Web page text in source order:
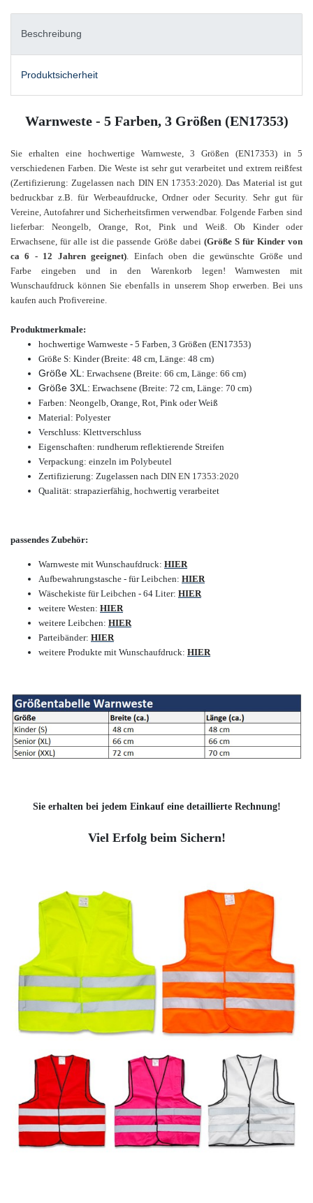
Beschreibung
Produktsicherheit
Warnweste - 5 Farben, 3 Größen (EN17353)
Sie erhalten eine hochwertige Warnweste, 3 Größen (EN17353) in 5
verschiedenen Farben. Die Weste ist sehr gut verarbeitet und extrem reißfest
(Zertifizierung: Zugelassen nach DIN EN 17353:2020). Das Material ist gut
bedruckbar z.B. für Werbeaufdrucke, Ordner oder Security. Sehr gut für
Vereine, Autofahrer und Sicherheitsfirmen verwendbar. Folgende Farben sind
lieferbar: Neongelb, Orange, Rot, Pink und Weiß.Ob Kinder oder
Erwachsene, für alle ist die passende Größe dabei (Größe S für Kinder von
ca 6 - 12 Jahren geeignet) . Einfach oben die gewünschte Größe und
Farbe eingeben und in den Warenkorb legen! Warnwesten mit
Wunschaufdruck können Sie ebenfalls in unserem Shop erwerben. Bei uns
kaufen auch Profivereine.
Produktmerkmale:
hochwertige Warnweste - 5 Farben, 3 Größen (EN17353)
Größe S: Kinder (Breite: 48 cm, Länge: 48 cm)
Größe XL: Erwachsene (Breite: 66 cm, Länge: 66 cm)
Größe 3XL: Erwachsene (Breite: 72 cm, Länge: 70 cm)
Farben: Neongelb, Orange, Rot, Pink oder Weiß
Material: Polyester
Verschluss: Klettverschluss
Eigenschaften: rundherum reflektierende Streifen
Verpackung: einzeln im Polybeutel
Zertifizierung: Zugelassen nach DIN EN 17353:2020
Qualität: strapazierfähig, hochwertig verarbeitet
passendes Zubehör:
Warnweste mit Wunschaufdruck: HIER
Aufbewahrungstasche - für Leibchen: HIER
Wäschekiste für Leibchen - 64 Liter: HIER
weitere Westen: HIER
weitere Leibchen: HIER
Parteibänder: HIER
weitere Produkte mit Wunschaufdruck: HIER
Sie erhalten bei jedem Einkauf eine detaillierte Rechnung!
Viel Erfolg beim Sichern!